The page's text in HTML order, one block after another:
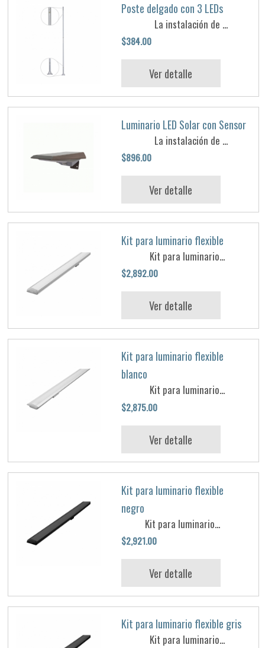
Poste delgado con 3 LEDs
La instalación de ...
$384.00
Ver detalle
Luminario LED Solar con Sensor
La instalación de ...
$896.00
Ver detalle
Kit para luminario flexible
Kit para luminario...
$2,892.00
Ver detalle
Kit para luminario flexible
blanco
Kit para luminario...
$2,875.00
Ver detalle
Kit para luminario flexible
negro
Kit para luminario...
$2,921.00
Ver detalle
Kit para luminario flexible gris
Kit para luminario...